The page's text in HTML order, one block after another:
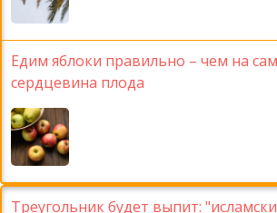
Едим яблоки правильно – чем на
сердцевина плода
Треугольник будет выпит: